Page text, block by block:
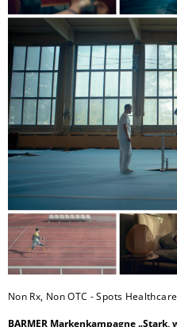
Non Rx, Non OTC - Spots
BARMER Markenkampagne